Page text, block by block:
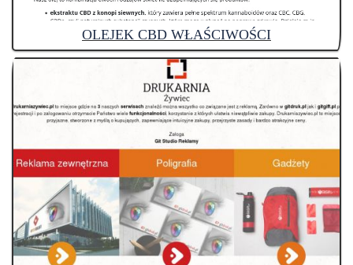
OLEJEK CBD WŁAŚCIWOŚCI